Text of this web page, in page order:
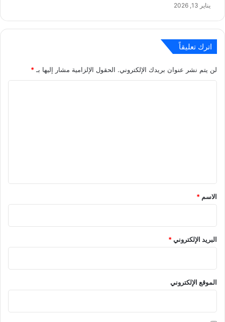
يناير 13, 2026
اترك تعليقاً
لن يتم نشر عنوان بريدك الإلكتروني. الحقول الإلزامية مشار إليها بـ *
*
الاسم *
البريد الإلكتروني*
الموقع الإلكتروني